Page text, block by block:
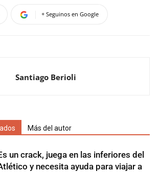
+ Seguinos en Google
Santiago Berioli
Más del autor
un crack, juega en las inferiores del
y necesita ayuda para viajar a